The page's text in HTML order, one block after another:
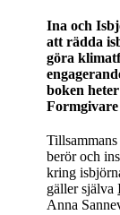
Ina och
att rädda
göra
boken
berör och
kring
gäller själva
Anna